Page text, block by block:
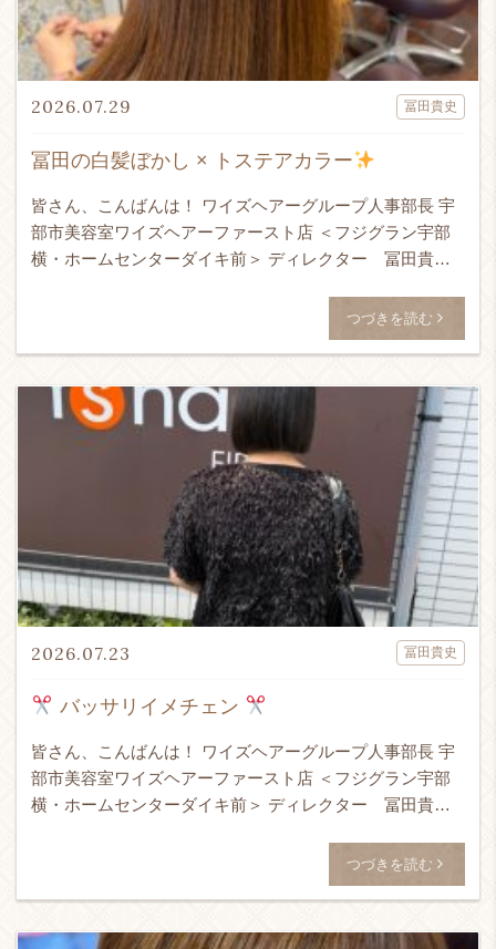
冨田の白髪ぼかし × トステアカラー
2026.07.29 冨田貴史
皆さん、こんばんは！ ワイズヘアーグループ人事部長 宇
部市美容室ワイズヘアーファースト店 ＜フジグラン宇部
横・ホームセンターダイキ前＞ ディレクター 冨田貴史
つづきを読む
バッサリイメチェン
2026.07.23 冨田貴史
皆さん、こんばんは！ ワイズヘアーグループ人事部長 宇
部市美容室ワイズヘアーファースト店 ＜フジグラン宇部
横・ホームセンターダイキ前＞ ディレクター 冨田貴史
つづきを読む